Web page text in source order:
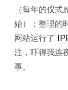
（每年的仪
始）；整理的
网站运行了
注，吓得我连
事。